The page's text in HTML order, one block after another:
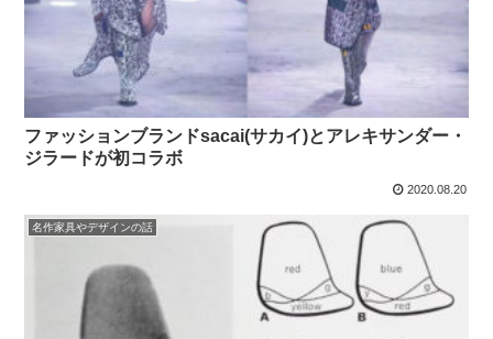
ファッションブランドsacai(サカイ)とアレキサンダー・
ジラードが初コラボ
2020.08.20
名作家具やデザインの話